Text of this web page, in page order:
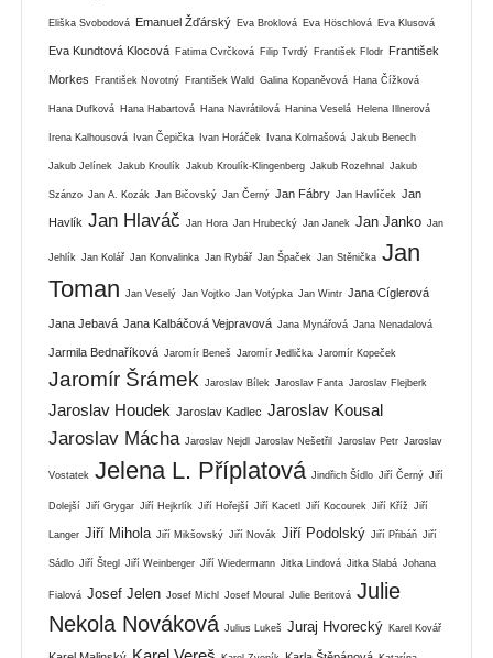
Eliška Svobodová Emanuel Žďárský Eva Broklová Eva Höschlová Eva Klusová
Eva Kundtová Klocová Fatima Cvrčková Filip Tvrdý František Flodr František
Morkes František Novotný František Wald Galina Kopaněvová Hana Čížková
Hana Dufková Hana Habartová Hana Navrátilová Hanina Veselá Helena Illnerová
Irena Kalhousová Ivan Čepička Ivan Horáček Ivana Kolmašová Jakub Benech
Jakub Jelínek Jakub Kroulík Jakub Kroulík-Klingenberg Jakub Rozehnal Jakub
Szánzo Jan A. Kozák Jan Bičovský Jan Černý Jan Fábry Jan Havlíček Jan
Havlík Jan Hlaváč Jan Hora Jan Hrubecký Jan Janek Jan Janko Jan
Jehlík Jan Kolář Jan Konvalinka Jan Rybář Jan Špaček Jan Stěnička Jan
Toman
Jan Veselý Jan Vojtko Jan Votýpka Jan Wintr Jana Cíglerová
Jana Jebavá Jana Kalbáčová Vejpravová Jana Mynářová Jana Nenadalová
Jarmila Bednaříková Jaromír Beneš Jaromír Jedlička Jaromír Kopeček
Jaromír Šrámek Jaroslav Bílek Jaroslav Fanta Jaroslav Flejberk
Jaroslav Houdek Jaroslav Kadlec Jaroslav Kousal
Jaroslav Mácha Jaroslav Nejdl Jaroslav Nešetřil Jaroslav Petr Jaroslav
Vostatek Jelena L. Příplatová Jindřich Šídlo Jiří Černý Jiří
Dolejší Jiří Grygar Jiří Hejkrlík Jiří Hořejší Jiří Kacetl Jiří Kocourek Jiří Kříž Jiří
Langer Jiří Mihola Jiří Mikšovský Jiří Novák Jiří Podolský Jiří Přibáň Jiří
Sádlo Jiří Štegl Jiří Weinberger Jiří Wiedermann Jitka Lindová Jitka Slabá Johana
Fialová Josef Jelen Josef Michl Josef Moural Julie Beritová Julie
Nekola Nováková Julius Lukeš Juraj Hvorecký Karel Kovář